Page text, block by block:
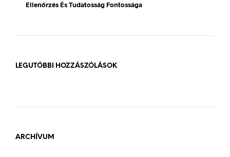
Ellenőrzés És Tudatosság Fontossága
LEGUTÓBBI HOZZÁSZÓLÁSOK
ARCHÍVUM